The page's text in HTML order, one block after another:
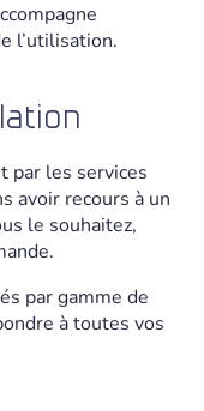
l’utilisation.
par les services
avoir recours à un
le souhaitez,
par gamme de
à toutes vos